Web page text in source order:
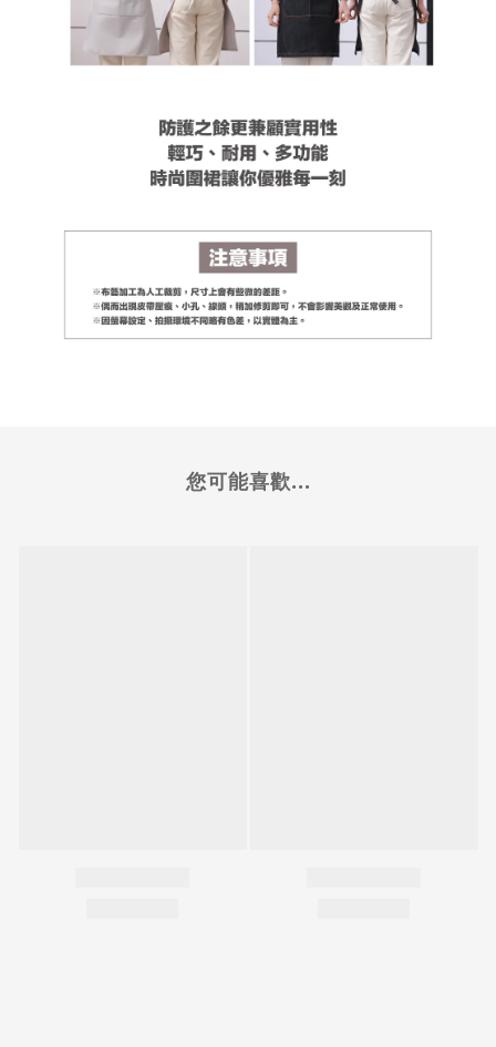
您可能喜歡...